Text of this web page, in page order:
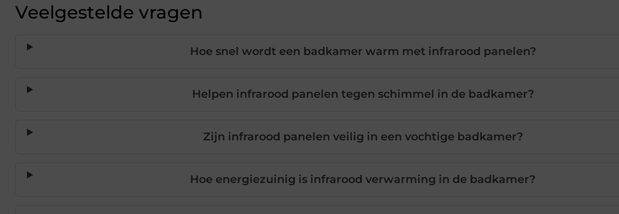
Veelgestelde vragen
Hoe snel wordt een badkamer warm met infrarood panelen?
Helpen infrarood panelen tegen schimmel in de badkamer?
Zijn infrarood panelen veilig in een vochtige badkamer?
Hoe energiezuinig is infrarood verwarming in de badkamer?